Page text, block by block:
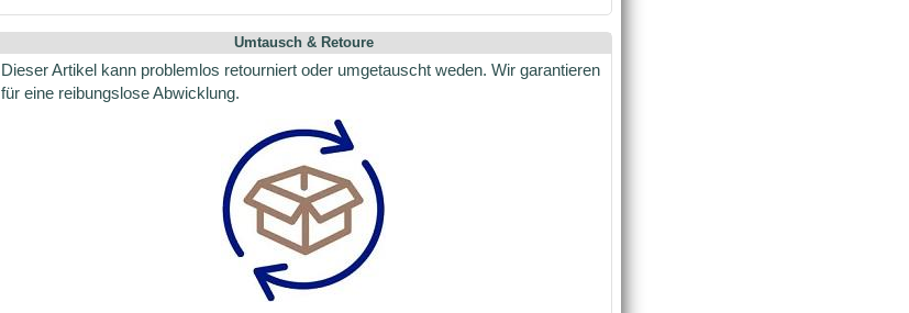
Umtausch & Retoure
Dieser Artikel kann problemlos retourniert oder umgetauscht weden. Wir garantieren
für eine reibungslose Abwicklung.